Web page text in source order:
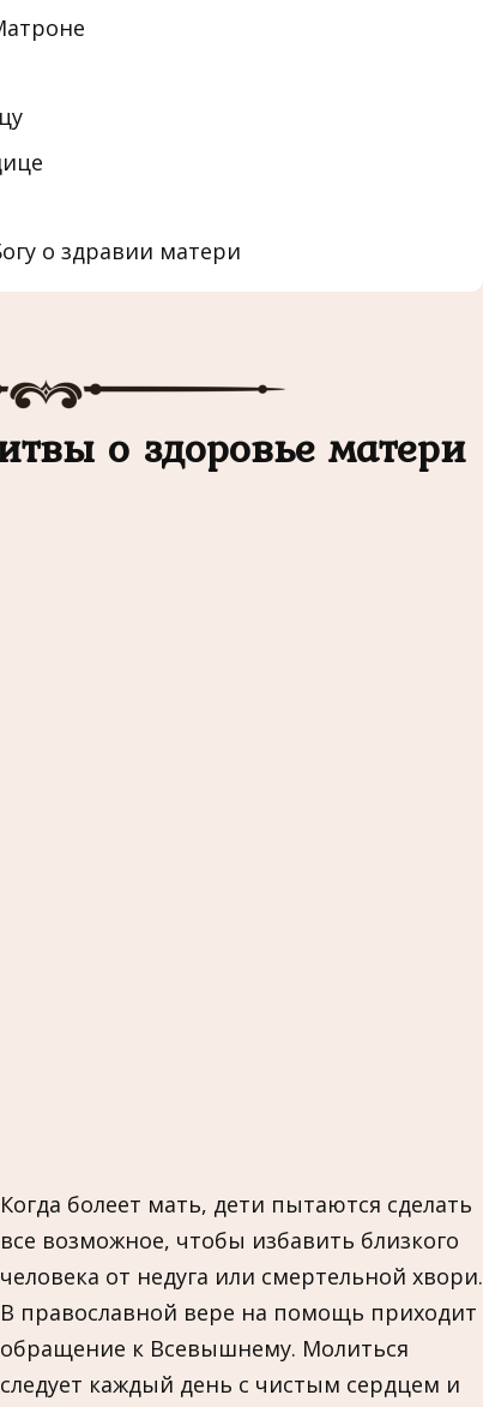
о здравии матери
о здоровье матери
Когда болеет мать, дети пытаются сделать
все возможное, чтобы избавить близкого
человека от недуга или смертельной хвори.
В православной вере на помощь приходит
обращение к Всевышнему. Молиться
следует каждый день с чистым сердцем и